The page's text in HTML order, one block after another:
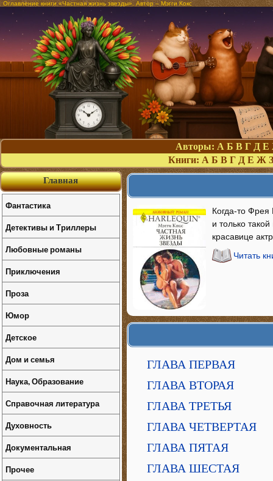
Оглавление книги «Частная жизнь звезды». Автор – Мэгги Кокс
Авторы: А Б В Г Д Е
Книги: А Б В Г Д Е Ж З
Когда-то
и только
красавице
Читать
ГЛАВА ПЕРВАЯ
ГЛАВА ВТОРАЯ
ГЛАВА ТРЕТЬЯ
ГЛАВА ЧЕТВЕРТАЯ
ГЛАВА ПЯТАЯ
ГЛАВА ШЕСТАЯ
Главная
Фантастика
Детективы и Триллеры
Любовные романы
Приключения
Проза
Юмор
Детское
Дом и семья
Наука, Образование
Справочная литература
Духовность
Документальная
Прочее